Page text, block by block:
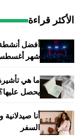
الأكثر قراءة
أفضل أنشطة
شهر أغسطس
ما هي
يحصل
السفر